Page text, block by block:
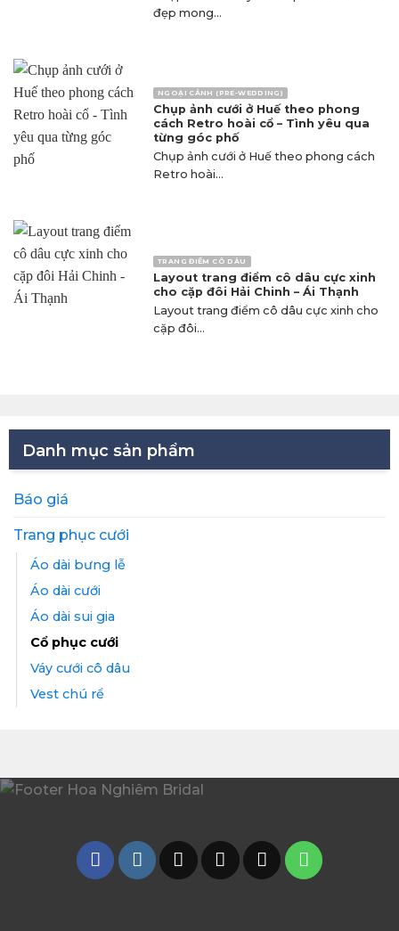
đẹp mong...
NGOẠI CẢNH (PRE-WEDDING)
Chụp ảnh cưới ở Huế theo phong
cách Retro hoài cổ – Tình yêu qua
từng góc phố
Chụp ảnh cưới ở Huế theo phong cách
Retro hoài...
TRANG ĐIỂM CÔ DÂU
Layout trang điểm cô dâu cực xinh
cho cặp đôi Hải Chinh – Ái Thạnh
Layout trang điểm cô dâu cực xinh cho
cặp đôi...
Danh mục sản phẩm
Báo giá
Trang phục cưới
Áo dài bưng lễ
Áo dài cưới
Áo dài sui gia
Cổ phục cưới
Váy cưới cô dâu
Vest chú rể